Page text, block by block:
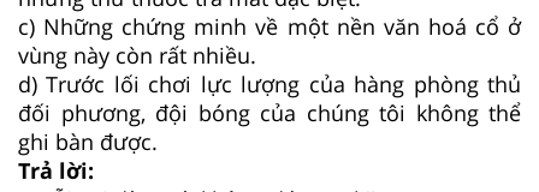
c) Những chứng minh về một nền văn hoá cổ ở
vùng này còn rất nhiều.
d) Trước lối chơi lực lượng của hàng phòng thủ
đối phương, đội bóng của chúng tôi không thể
ghi bàn được.
Trả lời: